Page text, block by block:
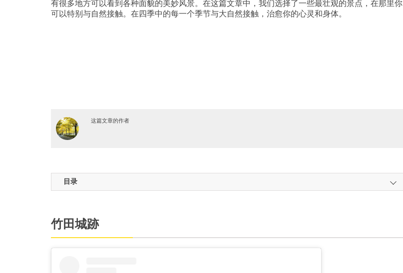
有很多地方可以看到各种面貌的美妙风景。在这篇文章中，我们选择了一些最壮观的景点，在那里你
可以特别与自然接触。在四季中的每一个季节与大自然接触，治愈你的心灵和身体。
这篇文章的作者
目录
竹田城跡